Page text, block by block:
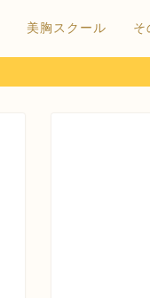
美胸スクール そ